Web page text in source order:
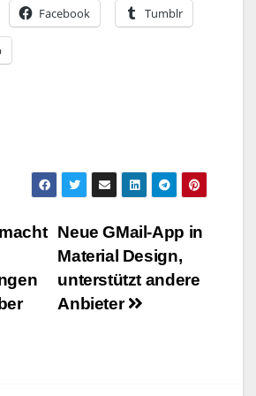
Facebook Tumblr
Neue GMail-App in
Material Design,
unterstützt andere
Anbieter